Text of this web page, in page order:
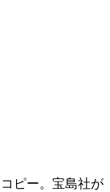
ピー。宝島社が